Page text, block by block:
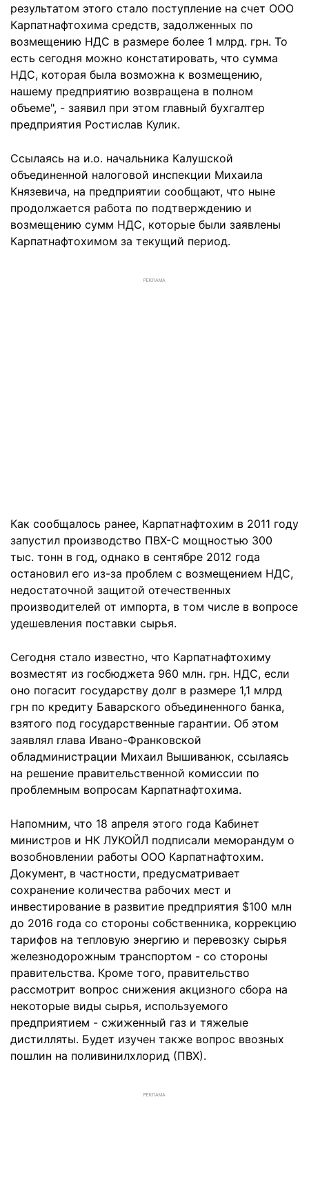
результатом этого стало поступление на счет ООО
Карпатнафтохима средств, задолженных по
возмещению НДС в размере более 1 млрд. грн. То
есть сегодня можно констатировать, что сумма
НДС, которая была возможна к возмещению,
нашему предприятию возвращена в полном
объеме", - заявил при этом главный бухгалтер
предприятия Ростислав Кулик.
Ссылаясь на и.о. начальника Калушской
объединенной налоговой инспекции Михаила
Князевича, на предприятии сообщают, что ныне
продолжается работа по подтверждению и
возмещению сумм НДС, которые были заявлены
Карпатнафтохимом за текущий период.
РЕКЛАМА
Как сообщалось ранее, Карпатнафтохим в 2011 году
запустил производство ПВХ-С мощностью 300
тыс. тонн в год, однако в сентябре 2012 года
остановил его из-за проблем с возмещением НДС,
недостаточной защитой отечественных
производителей от импорта, в том числе в вопросе
удешевления поставки сырья.
Сегодня стало известно, что Карпатнафтохиму
возместят из госбюджета 960 млн. грн. НДС, если
оно погасит государству долг в размере 1,1 млрд
грн по кредиту Баварского объединенного банка,
взятого под государственные гарантии. Об этом
заявлял глава Ивано-Франковской
обладминистрации Михаил Вышиванюк, ссылаясь
на решение правительственной комиссии по
проблемным вопросам Карпатнафтохима.
Напомним, что 18 апреля этого года Кабинет
министров и НК ЛУКОЙЛ подписали меморандум о
возобновлении работы ООО Карпатнафтохим.
Документ, в частности, предусматривает
сохранение количества рабочих мест и
инвестирование в развитие предприятия $100 млн
до 2016 года со стороны собственника, коррекцию
тарифов на тепловую энергию и перевозку сырья
железнодорожным транспортом - со стороны
правительства. Кроме того, правительство
рассмотрит вопрос снижения акцизного сбора на
некоторые виды сырья, используемого
предприятием - сжиженный газ и тяжелые
дистилляты. Будет изучен также вопрос ввозных
пошлин на поливинилхлорид (ПВХ).
РЕКЛАМА